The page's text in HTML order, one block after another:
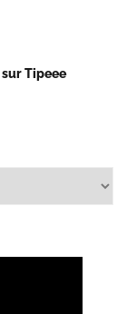
sur Tipeee